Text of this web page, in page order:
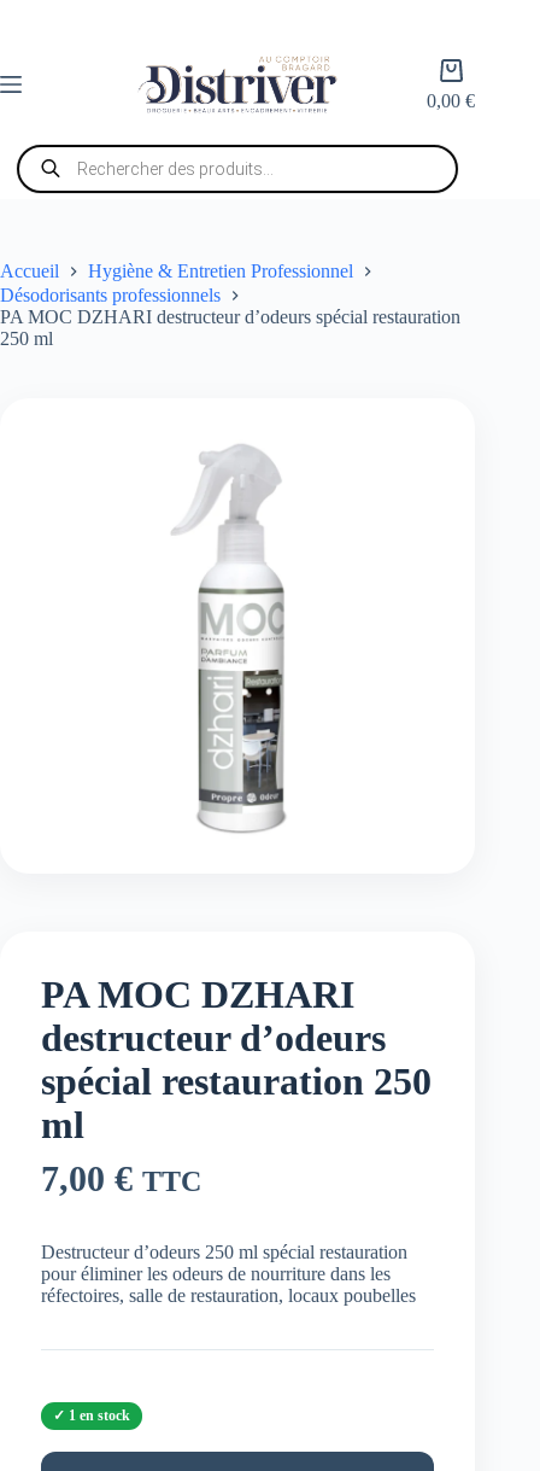
Panier
d’achat
0,00€
Recherche
de
produits
Accueil
Hygiène & Entretien Professionnel
Désodorisants professionnels
PA MOC DZHARI destructeur d’odeurs spécial restauration
250 ml
PA MOC DZHARI
destructeur d’odeurs
spécial restauration 250
ml
7,00 € TTC
Destructeur d’odeurs 250 ml spécial restauration
pour éliminer les odeurs de nourriture dans les
réfectoires, salle de restauration, locaux poubelles
1 en stock